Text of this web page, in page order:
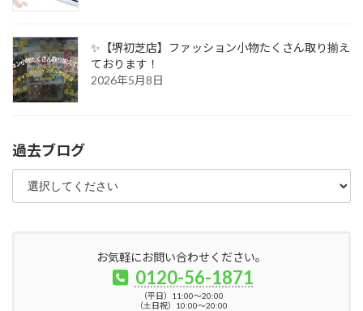
✨【堺初芝店】ファッション小物たくさん取り揃え
ております！
2026年5月8日
過去ブログ
お気軽にお問い合わせください。
0120-56-1871
（平日）11:00～20:00
（土日祝）10:00～20:00